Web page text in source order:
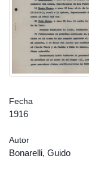
Fecha
1916
Autor
Bonarelli, Guido